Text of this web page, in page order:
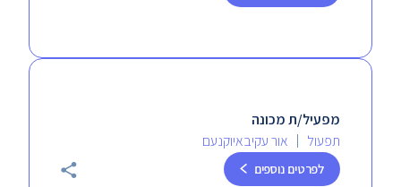
מפעיל/ת מכונה
יוקנעםאור עקיבא תפעול
לפרטים נוספים